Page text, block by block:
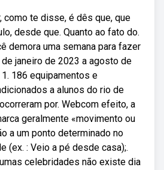
como te disse, é dês que, que
desde que. Quanto ao fato do.
demora uma semana para fazer
janeiro de 2023 a agosto de
186 equipamentos e
a alunos do rio de
por. Webcom efeito, a
geralmente «movimento ou
a um ponto determinado no
(ex. : Veio a pé desde casa);.
celebridades não existe dia